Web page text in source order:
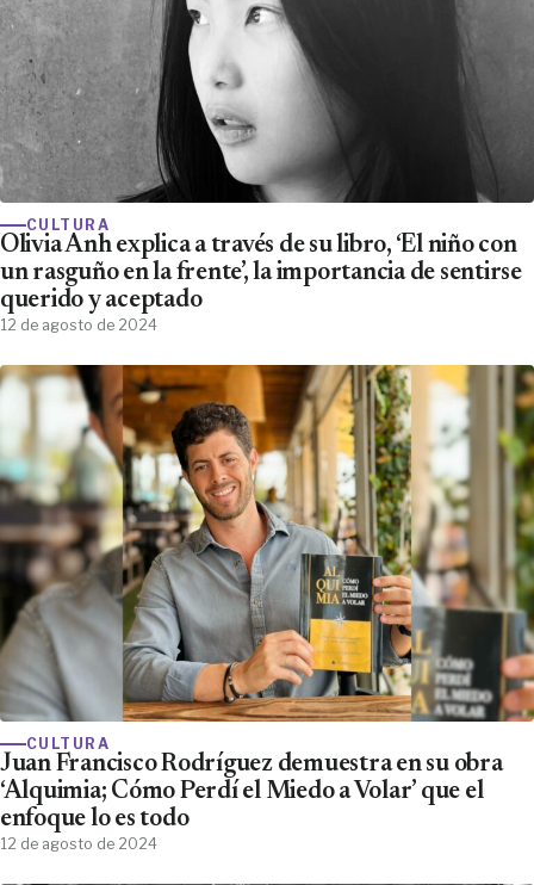
CULTURA
Olivia Anh explica a través de su libro, ‘El niño con
un rasguño en la frente’, la importancia de sentirse
querido y aceptado
12 de agosto de 2024
CULTURA
Juan Francisco Rodríguez demuestra en su obra
‘Alquimia; Cómo Perdí el Miedo a Volar’ que el
enfoque lo es todo
12 de agosto de 2024